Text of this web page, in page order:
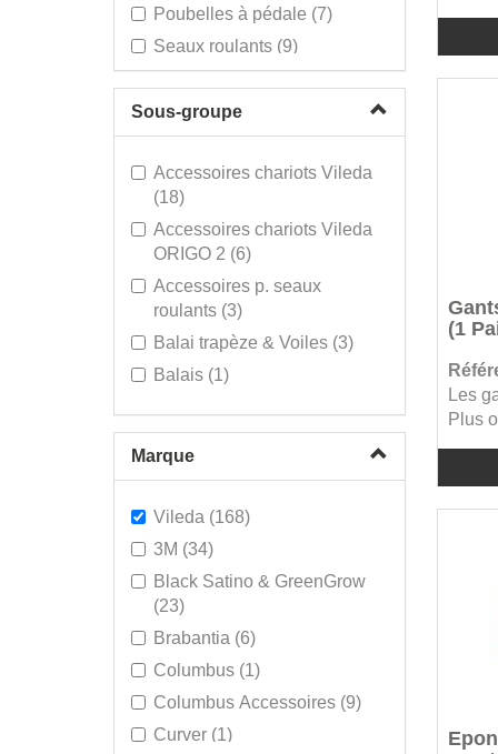
Poubelles à pédale (7)
Seaux roulants (9)
Systèmes de dépoussiérage
(4)
Systèmes mops & presses
(26)
Sous-groupe
Accessoires chariots Vileda
(18)
Accessoires chariots Vileda
ORIGO 2 (6)
Accessoires p. seaux
roulants (3)
Balai trapèze & Voiles (3)
Balais (1)
presse (4)
Eponges récurantes & Pads
Essuie cuisine (3)
Gants de ménage (11)
Lavettes - Peaux (7)
Manches (4)
Microfibres (34)
Plumeau / Tête de loup /
Duster (1)
Poubelles (1)
Marque
Vileda (168)
3M (34)
Black Satino & GreenGrow
(23)
Brabantia (6)
Columbus (1)
Columbus Accessoires (9)
Curver (1)
(1
Les
Plus